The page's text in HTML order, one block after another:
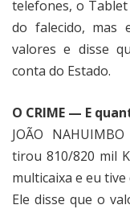
telefones, o Tablet
do falecido, mas
valores e disse
conta do Estado.
O CRIME — E
JOÃO
tirou 810/820 mil
multicaixa e eu tive
Ele disse que o